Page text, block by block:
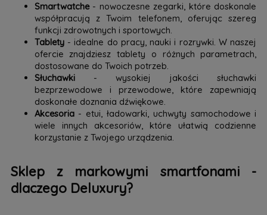
Smartwatche- nowoczesne zegarki, które doskonale
współpracują z Twoim telefonem, oferując szereg
funkcji zdrowotnych i sportowych.
Tablety- idealne do pracy, nauki i rozrywki. W naszej
ofercie znajdziesz tablety o różnych parametrach,
dostosowane do Twoich potrzeb.
Słuchawki- wysokiej jakości słuchawki
bezprzewodowe i przewodowe, które zapewniają
doskonałe doznania dźwiękowe.
Akcesoria- etui, ładowarki, uchwyty samochodowe i
wiele innych akcesoriów, które ułatwią codzienne
korzystanie z Twojego urządzenia.
Sklep z markowymi smartfonami -
dlaczego Deluxury?